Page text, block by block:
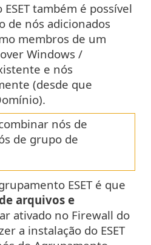
também é possível
de nós adicionados
membros de um
Windows /
e nós
(desde que
nós de
de grupo de
ESET é que
arquivos e
ativado no Firewall do
a instalação do ESET